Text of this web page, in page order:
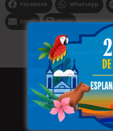
Facebook WhatsApp
Email Print
Todos os direitos